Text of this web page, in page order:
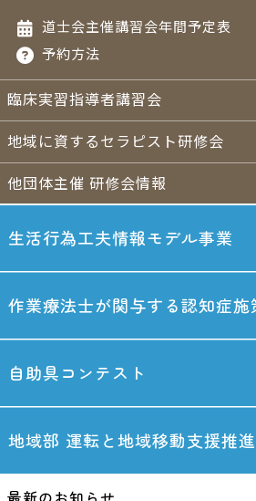
道士会主催講習会年間予定表
予約方法
臨床実習指導者講習会
地域に資するセラピスト研修会
他団体主催 研修会情報
生活行為工夫情報モデル事業
作業療法士が関与する認知症施
自助具コンテスト
地域部 運転と地域移動支援推